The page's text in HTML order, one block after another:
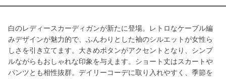
白のレディースカーディガンが新たに登場。レトロなケーブル編
みデザインが魅力的で、ふんわりとした袖のシルエットが女性ら
しさを引き立てます。大きめボタンがアクセントとなり、シンプ
ルながらもおしゃれな印象を与えます。ショート丈はスカートや
パンツとも相性抜群。デイリーコーデに取り入れやすく、季節を